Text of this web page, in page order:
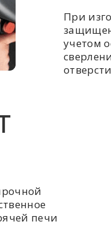
При
учетом
печи